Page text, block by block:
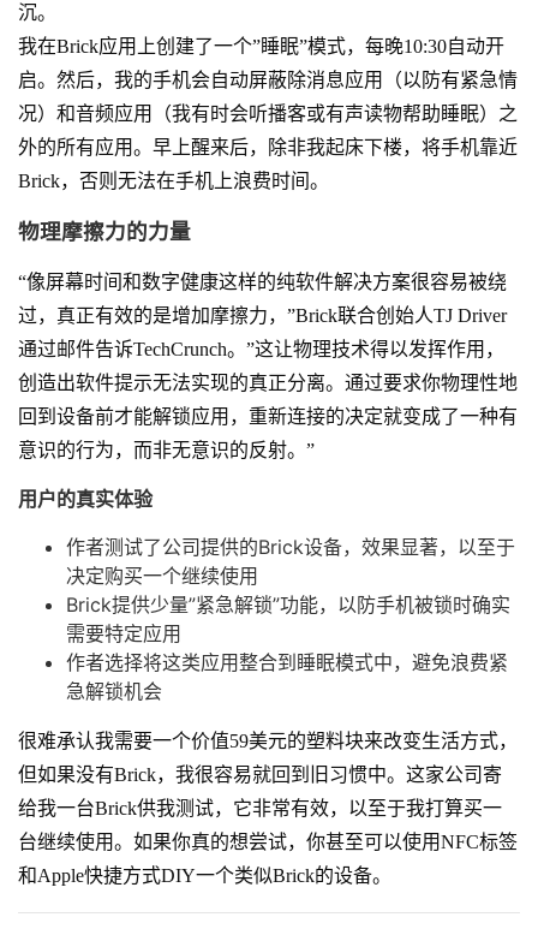
沉。
我在Brick应用上创建了一个”睡眠”模式，每晚10:30自动开
启。然后，我的手机会自动屏蔽除消息应用（以防有紧急情
况）和音频应用（我有时会听播客或有声读物帮助睡眠）之
外的所有应用。早上醒来后，除非我起床下楼，将手机靠近
Brick，否则无法在手机上浪费时间。
物理摩擦力的力量
“像屏幕时间和数字健康这样的纯软件解决方案很容易被绕
过，真正有效的是增加摩擦力，”Brick联合创始人TJ Driver
通过邮件告诉TechCrunch。”这让物理技术得以发挥作用，
创造出软件提示无法实现的真正分离。通过要求你物理性地
回到设备前才能解锁应用，重新连接的决定就变成了一种有
意识的行为，而非无意识的反射。”
用户的真实体验
作者测试了公司提供的Brick设备，效果显著，以至于
决定购买一个继续使用
Brick提供少量”紧急解锁”功能，以防手机被锁时确实
需要特定应用
作者选择将这类应用整合到睡眠模式中，避免浪费紧
急解锁机会
很难承认我需要一个价值59美元的塑料块来改变生活方式，
但如果没有Brick，我很容易就回到旧习惯中。这家公司寄
给我一台Brick供我测试，它非常有效，以至于我打算买一
台继续使用。如果你真的想尝试，你甚至可以使用NFC标签
和Apple快捷方式DIY一个类似Brick的设备。